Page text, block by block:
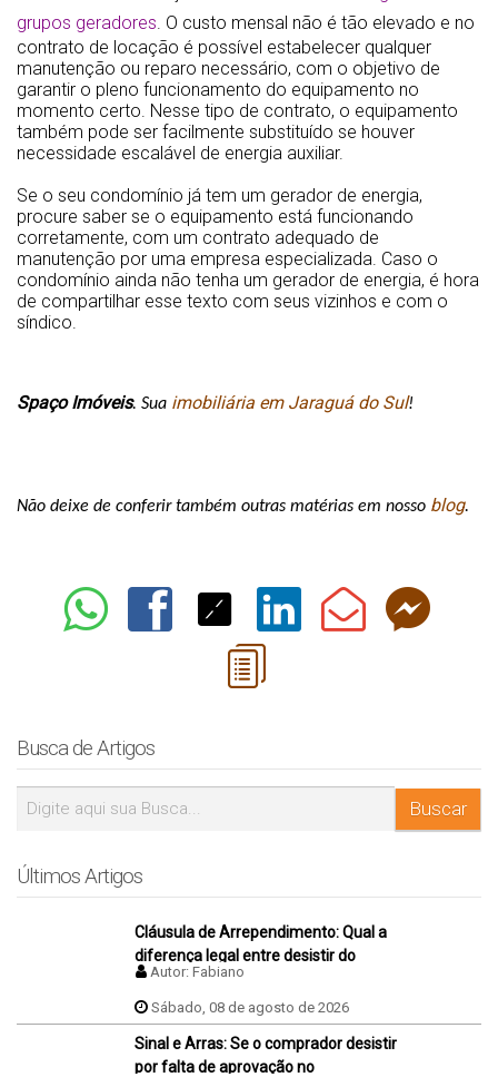
grupos geradores. O custo mensal não é tão elevado e no
contrato de locação é possível estabelecer qualquer
manutenção ou reparo necessário, com o objetivo de
garantir o pleno funcionamento do equipamento no
momento certo. Nesse tipo de contrato, o equipamento
também pode ser facilmente substituído se houver
necessidade escalável de energia auxiliar.
Se o seu condomínio já tem um gerador de energia,
procure saber se o equipamento está funcionando
corretamente, com um contrato adequado de
manutenção por uma empresa especializada. Caso o
condomínio ainda não tenha um gerador de energia, é hora
de compartilhar esse texto com seus vizinhos e com o
síndico.
Spaço Imóveis. Sua imobiliária em Jaraguá do Sul!
Não deixe de conferir também outras matérias em nosso blog.
Busca de Artigos
Últimos Artigos
Cláusula de Arrependimento: Qual a
diferença legal entre desistir do
negócio antes e depois da assinatura
da promessa de compra e venda do
imóvel?
Autor: Fabiano
Sábado, 08 de agosto de 2026
Sinal e Arras: Se o comprador desistir
por falta de aprovação no